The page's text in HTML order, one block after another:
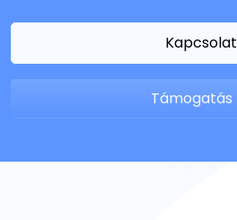
Kapcsolat
Támogatás